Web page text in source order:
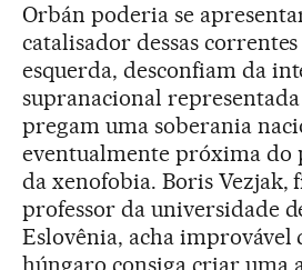
Orbán poderia se
catalisador dessas
esquerda, desconfiam da
supranacional
pregam uma soberania
eventualmente próxima do
da xenofobia. Boris Vezjak,
professor da universidade
Eslovênia, acha improvável
húngaro consiga criar uma